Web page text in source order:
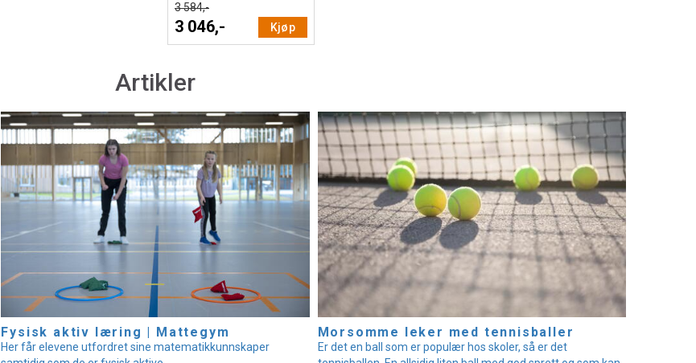
3 584,-
3 046,- Kjøp
Artikler
Fysisk aktiv læring | Mattegym
Her får elevene utfordret sine matematikkunnskaper
Morsomme leker med tennisballer
Er det en ball som er populær hos skoler, så er det